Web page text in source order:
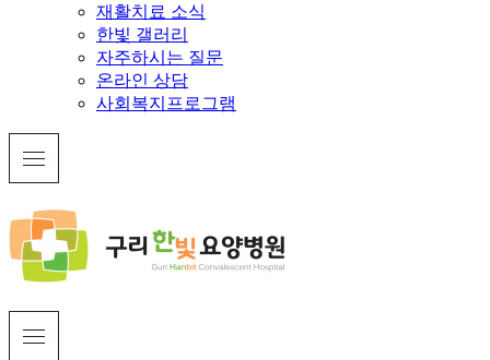
재활치료 소식
한빛 갤러리
자주하시는 질문
온라인 상담
사회복지프로그램